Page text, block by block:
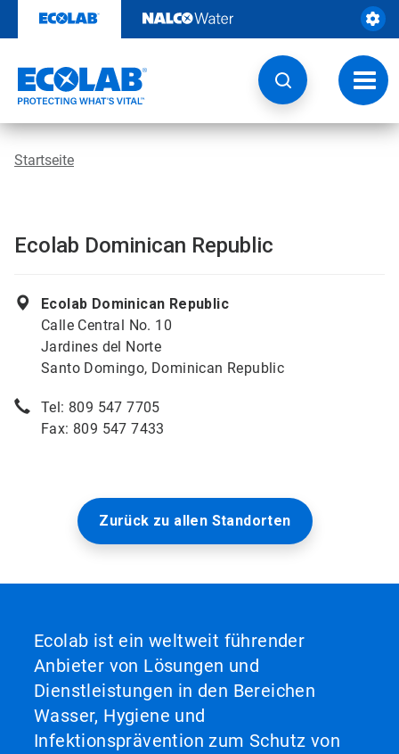
Inhalt
Startseite
Ecolab Dominican Republic
Ecolab Dominican Republic
Calle Central No. 10
Jardines del Norte
Santo Domingo, Dominican Republic
Tel: 809 547 7705
Fax: 809 547 7433
Zurück zu allen Standorten
Ecolab ist ein weltweit führender
Anbieter von Lösungen und
Dienstleistungen in den Bereichen
Wasser, Hygiene und
Infektionsprävention zum Schutz von